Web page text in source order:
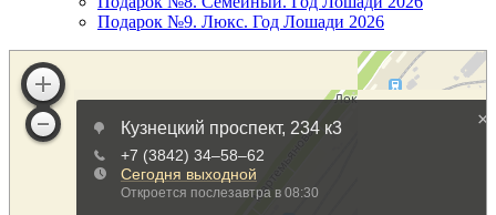
Подарок №9. Люкс. Год Лошади 2026